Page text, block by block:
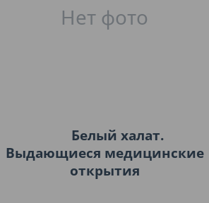
Белый халат.
Выдающиеся медицинские
открытия